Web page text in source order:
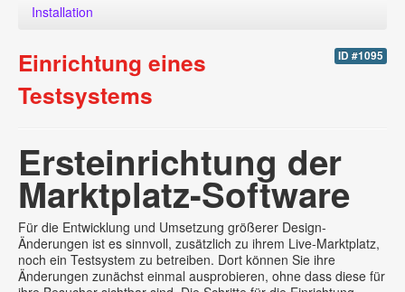
Installation
ID #1095
Einrichtung eines
Testsystems
Ersteinrichtung der
Marktplatz-Software
Für die Entwicklung und Umsetzung größerer Design-
Änderungen ist es sinnvoll, zusätzlich zu ihrem Live-Marktplatz,
noch ein Testsystem zu betreiben. Dort können Sie ihre
Änderungen zunächst einmal ausprobieren, ohne dass diese für